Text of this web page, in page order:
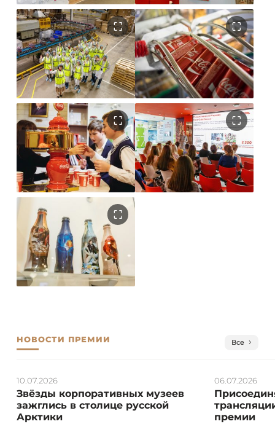
НОВОСТИ ПРЕМИИ Все
Звёзды корпоративных музеев
зажглись в столице русской
Арктики
10.07.2026
премии
06.07.2026